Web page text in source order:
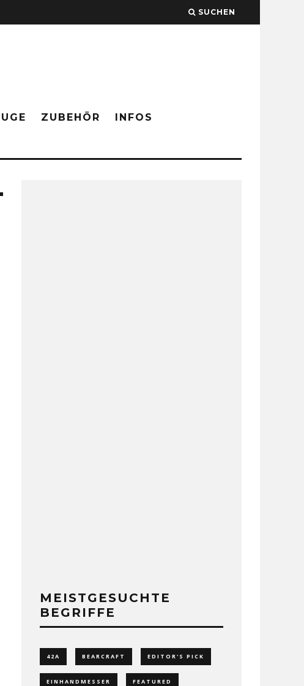
SUCHEN
ZUBEHÖR INFOS
MEISTGESUCHTE
BEGRIFFE
42A BEARCRAFT EDITOR'S PICK
EINHANDMESSER FEATURED